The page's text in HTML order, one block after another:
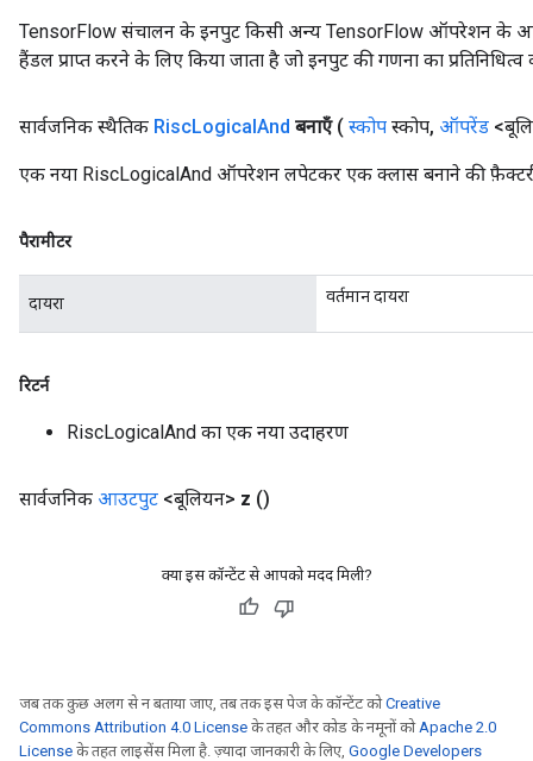
TensorFlow संचालन के इनपुट किसी अन्य TensorFlow ऑपरेशन के
हैंडल प्राप्त करने के लिए किया जाता है जो इनपुट की गणना का प्रतिनिधित्व
सार्वजनिक स्थैतिक RiscLogicalAnd बनाएँ ( स्कोप स्कोप, ऑपरेंड
एक नया RiscLogicalAnd ऑपरेशन लपेटकर एक क्लास बनाने की फ़ैक्टरी
पैरामीटर
दायरा वर्तमान दायरा
रिटर्न
RiscLogicalAnd का एक नया उदाहरण
सार्वजनिक आउटपुट <बूलियन> z ()
क्या इस कॉन्टेंट से आपको मदद मिली?
जब तक कुछ अलग से न बताया जाए, तब तक इस पेज के कॉन्टेंट कोCreative
Commons Attribution 4.0 License के तहत और कोड के नमूनों कोApache 2.0
License के तहत लाइसेंस मिला है. ज़्यादा जानकारी के लिए, Google Developers